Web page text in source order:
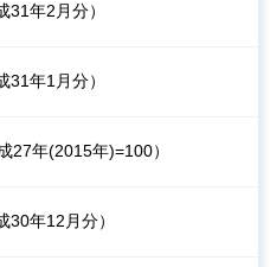
31年2月分）
31年1月分）
27年(2015年)=100）
30年12月分）